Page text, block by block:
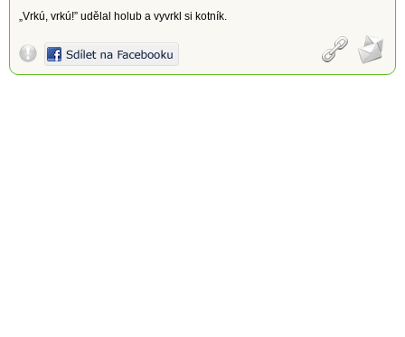
„Vrkú, vrkú!” udělal holub a vyvrkl si kotník.